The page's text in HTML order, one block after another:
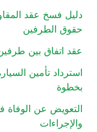
دليل فسخ عقد
حقوق الطرفين
عقد اتفاق بين
استرداد تأمين
بخطوة
التعويض عن الوفاة
والإجراءات